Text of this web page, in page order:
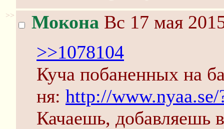
>> Мокона Вс 17 мая
>>1078104
Куча побаненных на
ня: http://www.nyaa.se/
Качаешь, добавляешь